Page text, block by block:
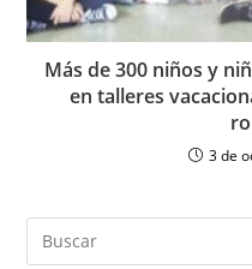
Más de 300 niños y
en talleres
3 de